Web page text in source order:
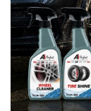
10W60
15W40
20W50
0W12
AdBlue